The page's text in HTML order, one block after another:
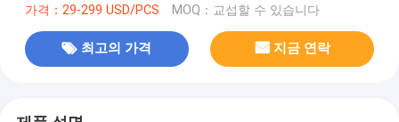
가격：29-299 USD/PCS MOQ：교섭할 수 있습니다
최고의 가격 지금 연락